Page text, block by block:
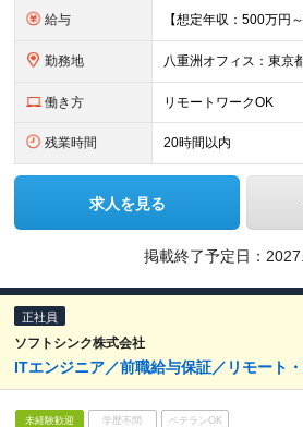
給与
勤務地
働き方 リモートワークOK
残業時間 20時間以内
求人を見る
掲載終了予定日：
正社員
ソフトシンク株式会社
ITエンジニア／前職給与保証／リモート
未経験歓迎 学歴不問 ベテランOK